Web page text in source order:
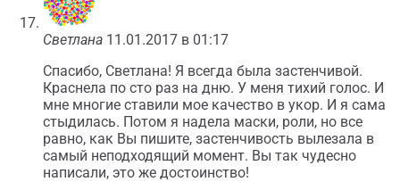
Светлана 11.01.2017 в 01:17
Спасибо, Светлана! Я всегда была застенчивой.
Краснела по сто раз на дню. У меня тихий голос. И
мне многие ставили мое качество в укор. И я сама
стыдилась. Потом я надела маски, роли, но все
равно, как Вы пишите, застенчивость вылезала в
самый неподходящий момент. Вы так чудесно
написали, это же достоинство!